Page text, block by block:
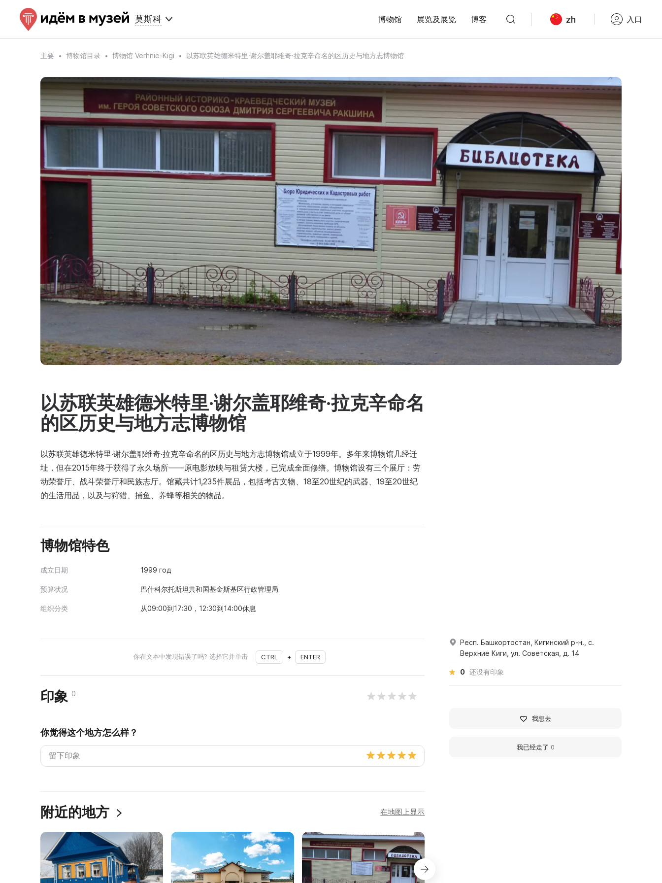
莫斯科 博物馆 展览及展览 博客 zh 入口
主要 博物馆目录 博物馆 Verhnie-Kigi 以苏联英雄德米特里·谢尔盖耶维奇·拉克辛命名的区历史与地方志博物馆
以苏联英雄德米特里·谢尔盖耶维奇·拉克辛命名
的区历史与地方志博物馆
以苏联英雄德米特里·谢尔盖耶维奇·拉克辛命名的区历史与地方志博物馆成立于1999年。多年来博物馆几经迁
址，但在2015年终于获得了永久场所——原电影放映与租赁大楼，已完成全面修缮。博物馆设有三个展厅：劳
动荣誉厅、战斗荣誉厅和民族志厅。馆藏共计1,235件展品，包括考古文物、18至20世纪的武器、19至20世纪
的生活用品，以及与狩猎、捕鱼、养蜂等相关的物品。
博物馆特色
成立日期 1999 год
预算状况 巴什科尔托斯坦共和国基金斯基区行政管理局
组织分类 从09:00到17:30，12:30到14:00休息
你在文本中发现错误了吗? 选择它并单击 CTRL + ENTER
印象 0
你觉得这个地方怎么样？
附近的地方 在地图上显示
Респ. Башкортостан, Кигинский р-н., с.
Верхние Киги, ул. Советская, д. 14
0 还没有印象
我想去
我已经走了 0